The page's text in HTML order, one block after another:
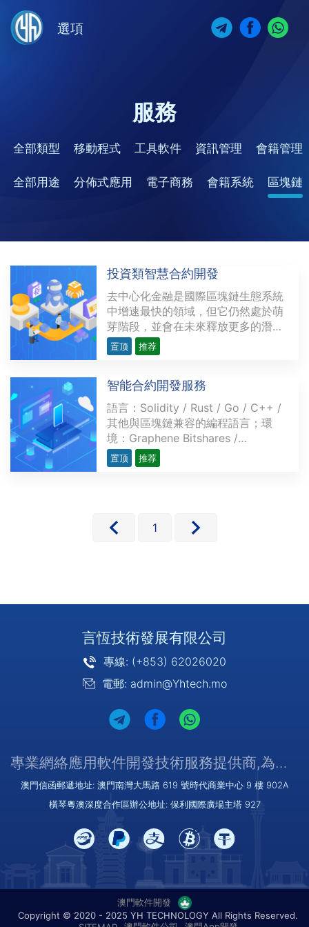
選項
服務
全部類型 移動程式 工具軟件 資訊管理 會籍管理
全部用途 分佈式應用 電子商務 會籍系統 區塊鏈
投資類智慧合約開發
去中心化金融是國際區塊鏈生態系統
中增速最快的領域，但它仍然處於萌
芽階段，並會在未來釋放更多的潛
力。越來越多的開發者研發複雜精密
的去中心化應用程序（dApps），為
現存金融服務的替代品。這些用例涉
及的範圍從簡單交易（如P2P支付）
到多方復雜的應用不等，比···
置顶 推荐
智能合約開發服務
語言：Solidity / Rust / Go / C++ /
其他與區塊鏈兼容的編程語言；環
境：Graphene Bitshares /
Hyperledger / l3cos / TRON /
Ethereum / BSC優勢：實現簡單高
執行匿名的電子選舉，所有參與者和
置顶 推荐
1
言恆技術發展有限公司
專線: (+853) 62026020
電郵: admin@Yhtech.mo
專業網絡應用軟件開發技術服務提供商,為您提供優質/可靠的服務
澳門信函郵遞地址: 澳門南灣大馬路 619 號時代商業中心 9 樓 902A
橫琴粵澳深度合作區辦公地址: 保利國際廣場主塔 927
澳門軟件開發
Copyright © 2020 - 2025 YH TECHNOLOGY All Rights Reserved.